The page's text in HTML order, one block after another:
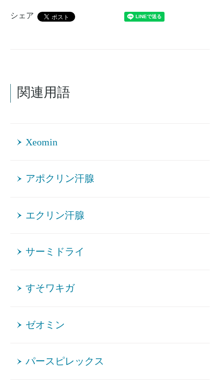
シェア
関連用語
Xeomin
アポクリン汗腺
エクリン汗腺
サーミドライ
すそワキガ
ゼオミン
パースピレックス